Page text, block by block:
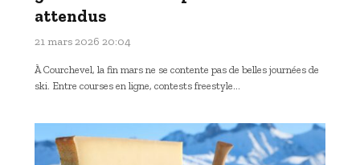
attendus
21 mars 2026 20:04
À Courchevel, la fin mars ne se contente pas de belles journées de
ski. Entre courses en ligne, contests freestyle…